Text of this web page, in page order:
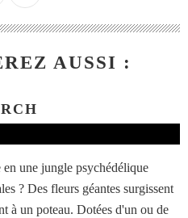
AUSSI :
une jungle psychédélique
? Des fleurs géantes surgissent
à un poteau. Dotées d'un ou de